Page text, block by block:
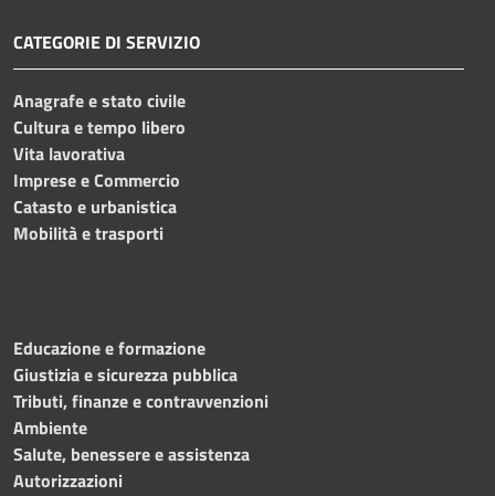
CATEGORIE DI SERVIZIO
Anagrafe e stato civile
Cultura e tempo libero
Vita lavorativa
Imprese e Commercio
Catasto e urbanistica
Mobilità e trasporti
Educazione e formazione
Giustizia e sicurezza pubblica
Tributi, finanze e contravvenzioni
Ambiente
Salute, benessere e assistenza
Autorizzazioni